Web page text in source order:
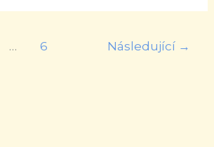
… 6 Následující →